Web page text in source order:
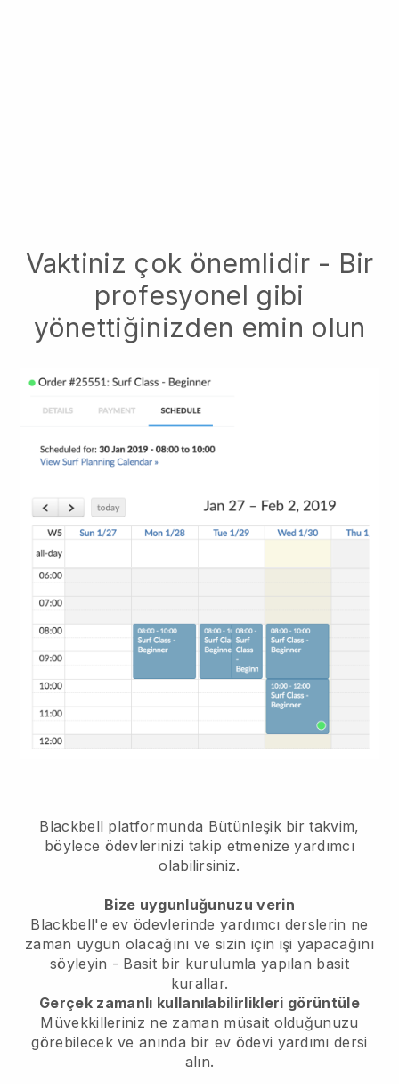
Vaktiniz çok önemlidir - Bir
profesyonel gibi
yönettiğinizden emin olun
Blackbell platformunda Bütünleşik bir takvim,
böylece ödevlerinizi takip etmenize yardımcı
olabilirsiniz.
Bize uygunluğunuzu verin
Blackbell'e ev ödevlerinde yardımcı derslerin ne
zaman uygun olacağını ve sizin için işi yapacağını
söyleyin - Basit bir kurulumla yapılan basit
kurallar.
Gerçek zamanlı kullanılabilirlikleri görüntüle
Müvekkilleriniz ne zaman müsait olduğunuzu
görebilecekve anında bir ev ödevi yardımı dersi
alın.